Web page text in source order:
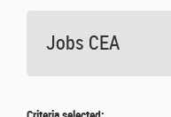
Jobs CEA